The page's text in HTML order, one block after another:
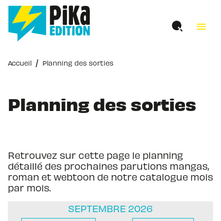
MENU RECHERCHE
PIED DE PAGE
menu
Accueil / Planning des sorties
Planning des sorties
Retrouvez sur cette page le planning
détaillé des prochaines parutions mangas,
roman et webtoon de notre catalogue mois
par mois.
SEPTEMBRE 2026